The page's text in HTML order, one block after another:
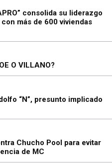
consolida su liderazgo
más de 600 viviendas
O VILLANO?
“N”, presunto implicado
Chucho Pool para evitar
de MC